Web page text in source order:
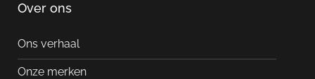
Over ons
Ons verhaal
Onze merken